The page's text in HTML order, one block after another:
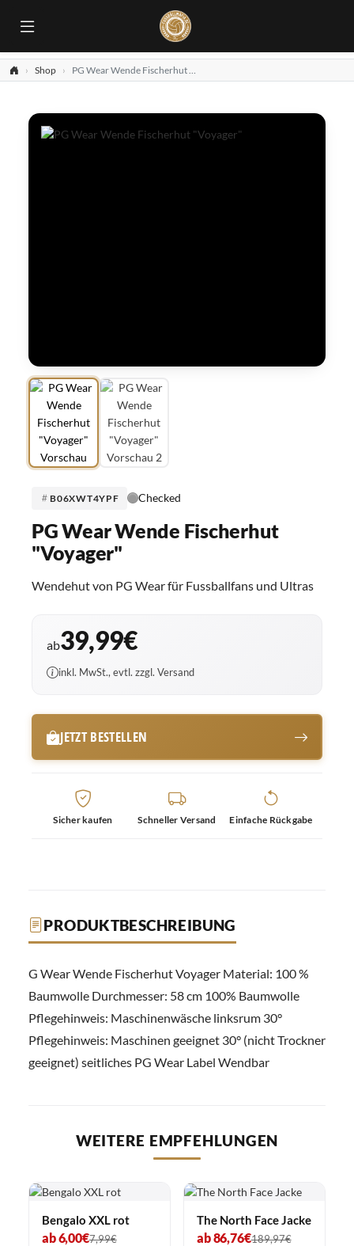
Shop PG Wear Wende Fischerhut "Voyager"
B06XWT4YPF Checked
PG Wear Wende Fischerhut
"Voyager"
Wendehut von PG Wear für Fussballfans und Ultras
ab39,99€
inkl. MwSt., evtl. zzgl. Versand
JETZT BESTELLEN
Sicher kaufen Schneller Versand Einfache Rückgabe
PRODUKTBESCHREIBUNG
G Wear Wende Fischerhut Voyager Material: 100 %
Baumwolle Durchmesser: 58 cm 100% Baumwolle
Pflegehinweis: Maschinenwäsche linksrum 30°
Pflegehinweis: Maschinen geeignet 30° (nicht Trockner
geeignet) seitliches PG Wear Label Wendbar
WEITERE EMPFEHLUNGEN
Bengalo XXL rot
ab 6,00€7,99€
The North Face Jacke
ab 86,76€189,97€